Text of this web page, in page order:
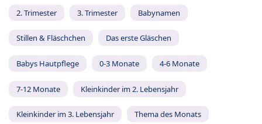
2. Trimester 3. Trimester Babynamen
Stillen & Fläschchen Das erste Gläschen
Babys Hautpflege 0-3 Monate 4-6 Monate
7-12 Monate Kleinkinder im 2. Lebensjahr
Kleinkinder im 3. Lebensjahr Thema des Monats